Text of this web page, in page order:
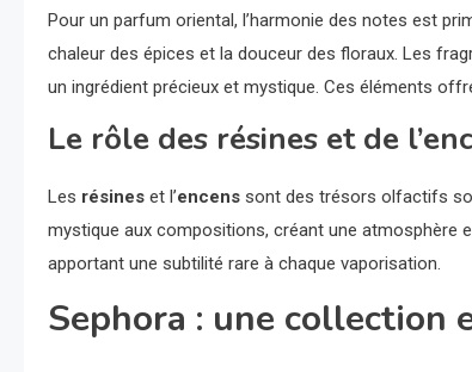
Pour un parfum oriental, l’harmonie des notes est
chaleur des épices et la douceur des floraux. Les
un ingrédient précieux et mystique. Ces éléments
Le rôle des résines et de
Les résines et l’encens sont des trésors olfactifs
mystique aux compositions, créant une atmosphère
apportant une subtilité rare à chaque vaporisation.
Sephora : une collection